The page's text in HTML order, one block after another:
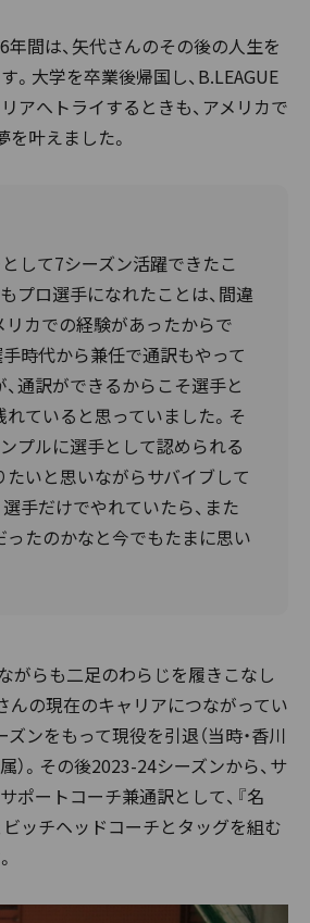
間は、矢代さんのその後の人生を
。大学を卒業後帰国し、B.LEAGUE
アへトライするときも、アメリカで
を叶えました。
して7シーズン活躍できたこ
プロ選手になれたことは、間違
リカでの経験があったからで
手時代から兼任で通訳もやって
、通訳ができるからこそ選手と
れていると思っていました。そ
ンプルに選手として認められる
たいと思いながらサバイブして
手だけでやれていたら、また
ったのかなと今でもたまに思い
がらも二足のわらじを履きこなし
んの現在のキャリアにつながってい
ンをもって現役を引退（当時・香川
）。その後2023-24シーズンから、サ
ポートコーチ兼通訳として、『名
ビッチヘッドコーチとタッグを組む